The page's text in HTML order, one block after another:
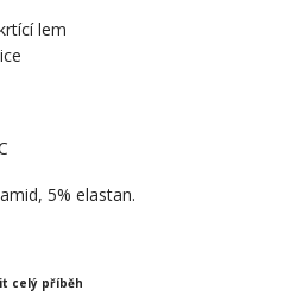
lem
5% elastan.
celý příběh